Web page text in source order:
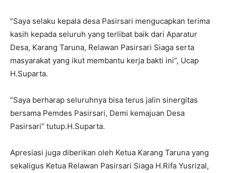
“Saya selaku kepala desa Pasirsari mengucapkan terima
kasih kepada seluruh yang terlibat baik dari Aparatur
Desa, Karang Taruna, Relawan Pasirsari Siaga serta
masyarakat yang ikut membantu kerja bakti ini”, Ucap
H.Suparta.
“Saya berharap seluruhnya bisa terus jalin sinergitas
bersama Pemdes Pasirsari, Demi kemajuan Desa
Pasirsari” tutup.H.Suparta.
Apresiasi juga diberikan oleh Ketua Karang Taruna yang
sekaligus Ketua Relawan Pasirsari Siaga H.Rifa Yusrizal,